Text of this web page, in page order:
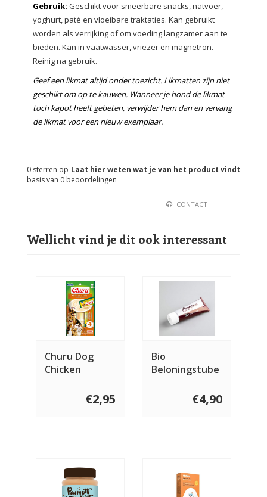
Gebruik: Geschikt voor smeerbare snacks, natvoer,
yoghurt, paté en vloeibare traktaties. Kan gebruikt
worden als verrijking of om voeding langzamer aan te
bieden. Kan in vaatwasser, vriezer en magnetron.
Reinig na gebruik.
Geef een likmat altijd onder toezicht. Likmatten zijn niet
geschikt om op te kauwen. Wanneer je hond de likmat
toch kapot heeft gebeten, verwijder hem dan en vervang
de likmat voor een nieuw exemplaar.
Laat hier weten wat je van het product vindt
0 sterren op
basis van 0 beoordelingen
CONTACT
Wellicht vind je dit ook interessant
Churu Dog
Chicken
€2,95
Bio
Beloningstube
€4,90